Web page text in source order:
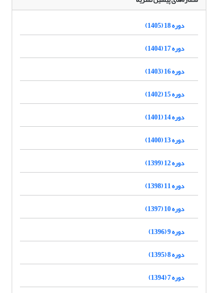
دوره 18 (1405)
دوره 17 (1404)
دوره 16 (1403)
دوره 15 (1402)
دوره 14 (1401)
دوره 13 (1400)
دوره 12 (1399)
دوره 11 (1398)
دوره 10 (1397)
دوره 9 (1396)
دوره 8 (1395)
دوره 7 (1394)